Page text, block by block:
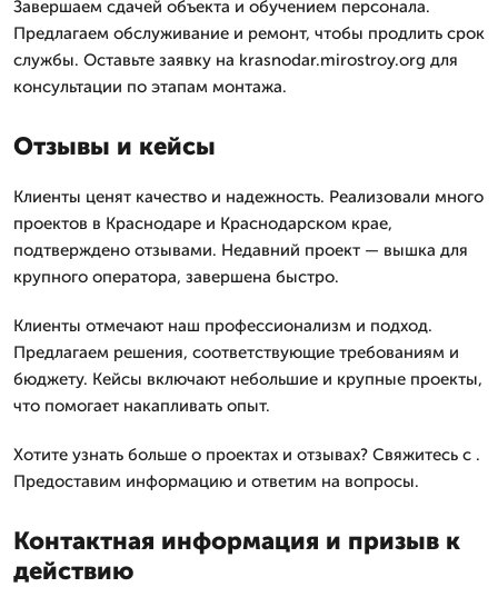
Завершаем сдачей объекта и обучением персонала.
Предлагаем обслуживание и ремонт, чтобы продлить срок
службы. Оставьте заявку на krasnodar.mirostroy.org для
консультации по этапам монтажа.
Отзывы и кейсы
Клиенты ценят качество и надежность. Реализовали много
проектов в Краснодаре и Краснодарском крае,
подтверждено отзывами. Недавний проект — вышка для
крупного оператора, завершена быстро.
Клиенты отмечают наш профессионализм и подход.
Предлагаем решения, соответствующие требованиям и
бюджету. Кейсы включают небольшие и крупные проекты,
что помогает накапливать опыт.
Хотите узнать больше о проектах и отзывах? Свяжитесь с .
Предоставим информацию и ответим на вопросы.
Контактная информация и призыв к
действию